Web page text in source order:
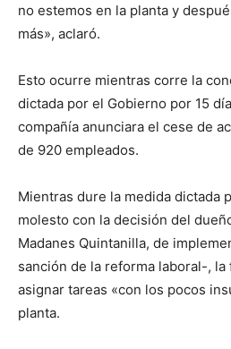
no estemos en la planta y
más», aclaró.
Esto ocurre mientras corre la
dictada por el Gobierno por 15
compañía anunciara el cese de
de 920 empleados.
Mientras dure la medida dictada
molesto con la decisión del
Madanes Quintanilla, de
sanción de la reforma laboral-,
asignar tareas «con los pocos
planta.